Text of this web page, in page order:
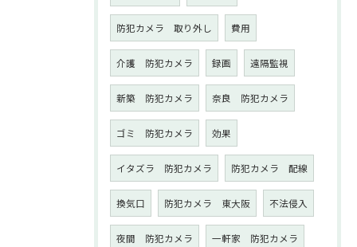
防犯カメラ 取り外し 費用
介護 防犯カメラ 録画 遠隔監視
新築 防犯カメラ 奈良 防犯カメラ
ゴミ 防犯カメラ 効果
イタズラ 防犯カメラ 防犯カメラ 配線
換気口 防犯カメラ 東大阪 不法侵入
夜間 防犯カメラ 一軒家 防犯カメラ